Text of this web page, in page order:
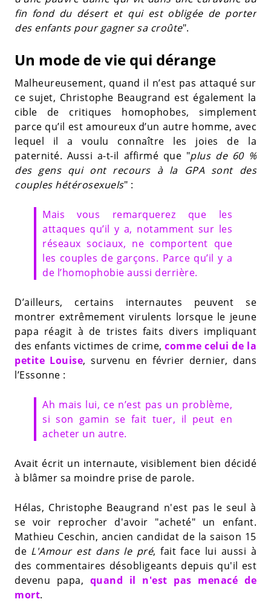
fin fond du désert et qui est obligée de porter
des enfants pour gagner sa croûte".
Un mode de vie qui dérange
Malheureusement, quand il n’est pas attaqué sur
ce sujet, Christophe Beaugrand est également la
cible de critiques homophobes, simplement
parce qu’il est amoureux d’un autre homme, avec
lequel il a voulu connaître les joies de la
paternité. Aussi a-t-il affirmé que "plus de 60 %
des gens qui ont recours à la GPA sont des
couples hétérosexuels" :
Mais vous remarquerez que les
attaques qu’il y a, notamment sur les
réseaux sociaux, ne comportent que
les couples de garçons. Parce qu’il y a
de l’homophobie aussi derrière.
D’ailleurs, certains internautes peuvent se
montrer extrêmement virulents lorsque le jeune
papa réagit à de tristes faits divers impliquant
des enfants victimes de crime,comme celui de la
petite Louise, survenu en février dernier, dans
l’Essonne :
Ah mais lui, ce n’est pas un problème,
si son gamin se fait tuer, il peut en
acheter un autre.
Avait écrit un internaute, visiblement bien décidé
à blâmer sa moindre prise de parole.
Hélas, Christophe Beaugrand n'est pas le seul à
se voir reprocher d'avoir "acheté" un enfant.
Mathieu Ceschin, ancien candidat de la saison 15
de L'Amour est dans le pré, fait face lui aussi à
des commentaires désobligeants depuis qu'il est
devenu papa, quand il n'est pas menacé de
mort.